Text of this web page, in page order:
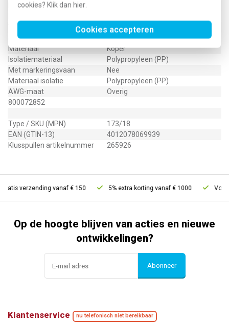
cookies? Klik dan hier.
Cookies accepteren
Bouwvorm
Voor kortsluitvaste lijnen
Nee
Levering op band
Nee
Materiaal
Koper
Isolatiemateriaal
Polypropyleen (PP)
Met markeringsvaan
Nee
Materiaal isolatie
Polypropyleen (PP)
AWG-maat
Overig
800072852
Type / SKU (MPN)
173/18
EAN (GTIN-13)
4012078069939
Klusspullen artikelnummer
265926
verzending vanaf € 150 5% extra korting vanaf € 1000 Voor
Op de hoogte blijven van acties en nieuwe
ontwikkelingen?
Abonneer
Klantenservice nu telefonisch niet bereikbaar